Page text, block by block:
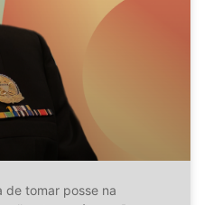
de tomar posse na